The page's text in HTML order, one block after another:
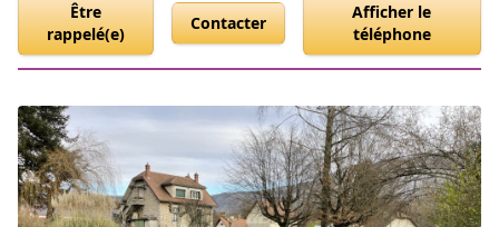
Être
rappelé(e)
Contacter
Afficher le
téléphone